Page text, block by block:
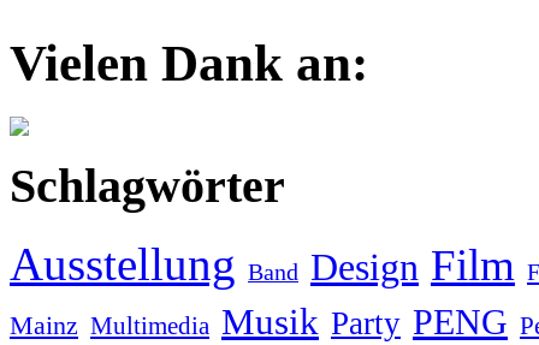
Vielen Dank an:
Schlagwörter
Ausstellung Band Design Film
Mainz Multimedia Musik Party PENG